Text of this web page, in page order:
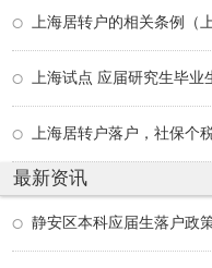
上海居转户的相关条例（
最新资讯
静安区本科应届生落户政